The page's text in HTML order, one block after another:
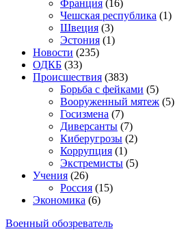
Франция (16)
Чешская республика (1)
Швеция (3)
Эстония (1)
Новости (235)
ОДКБ (33)
Происшествия (383)
Борьба с фейками (5)
Вооруженный мятеж (5)
Госизмена (7)
Диверсанты (7)
Киберугрозы (2)
Коррупция (1)
Экстремисты (5)
Учения (26)
Россия (15)
Экономика (6)
Военный обозреватель